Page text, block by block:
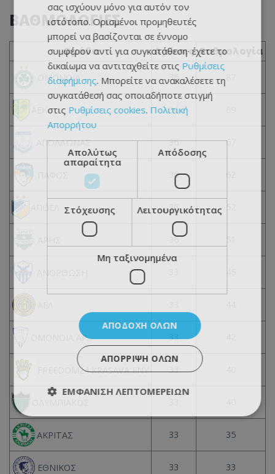
ΒΑΘΜΟΛΟΓΙΕΣ
Ομάδα Αγώνες Βαθμολογία
ΟΜΟΝΟΙΑ 36
36
ΑΠΟΛΛΩΝΑΣ 36 67
36
36
36
ΟΜΟΝΟΙΑ ΑΡ. 33
FREEDOM24 KRASAVA ΕΝΥ 33
ΑΚΡΙΤΑΣ 33 35
ΕΘΝΙΚΟΣ 33 33
σας ισχύουν μόνο για αυτόν τον
ιστότοπο. Ορισμένοι προμηθευτές
μπορεί να βασίζονται σε έννομο
συμφέρον αντί για συγκατάθεση· έχετε το
δικαίωμα να αντιταχθείτε στις Ρυθμίσεις
διαφήμισης. Μπορείτε να ανακαλέσετε τη
συγκατάθεσή σας οποιαδήποτε στιγμή
στις Ρυθμίσεις cookies. Πολιτική
Απορρήτου
Απολύτως
απαραίτητα
Απόδοσης
Στόχευσης Λειτουργικότητας
Μη ταξινομημένα
ΑΠΟΔΟΧΉ ΌΛΩΝ
ΑΠΌΡΡΙΨΗ ΌΛΩΝ
ΕΜΦΆΝΙΣΗ ΛΕΠΤΟΜΕΡΕΙΏΝ